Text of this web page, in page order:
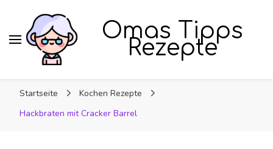
Omas Tipps
Rezepte
Startseite
Kochen Rezepte
Hackbraten mit Cracker Barrel